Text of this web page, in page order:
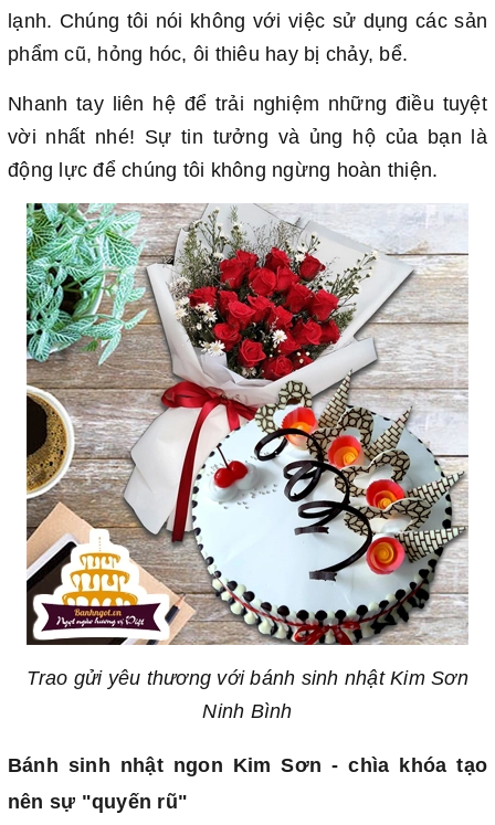
lạnh. Chúng tôi nói không với việc sử dụng các sản
phẩm cũ, hỏng hóc, ôi thiêu hay bị chảy, bể.
Nhanh tay liên hệ để trải nghiệm những điều tuyệt
vời nhất nhé! Sự tin tưởng và ủng hộ của bạn là
động lực để chúng tôi không ngừng hoàn thiện.
Trao gửi yêu thương với bánh sinh nhật Kim Sơn
Ninh Bình
Bánh sinh nhật ngon Kim Sơn - chìa khóa tạo
nên sự "quyến rũ"